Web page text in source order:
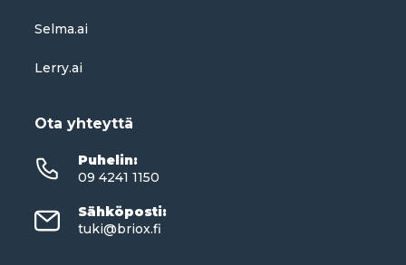
Selma.ai
Lerry.ai
Ota yhteyttä
Puhelin:
09 4241 1150
Sähköposti:
tuki@briox.fi